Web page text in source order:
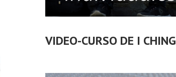
VIDEO-CURSO DE I CHING